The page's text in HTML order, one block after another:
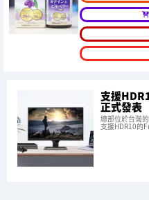
支援
正式發表
總部位於台灣
支援HDR10的